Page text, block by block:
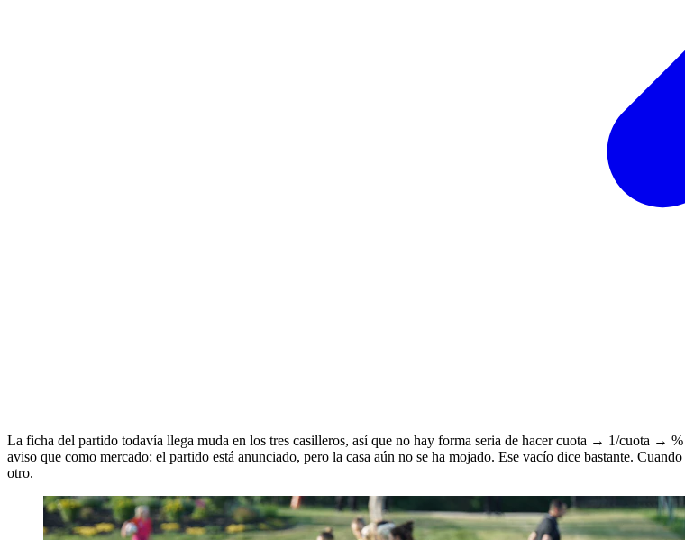
La ficha del partido todavía llega muda en los tres casilleros, así que no hay forma seria de hacer cuota → 1/cuota →
aviso que como mercado: el partido está anunciado, pero la casa aún no se ha mojado. Ese vacío dice bastante.
otro.